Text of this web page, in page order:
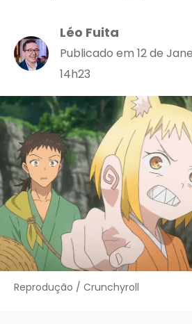
Léo Fuita
Publicado em 12 de
14h23
Reprodução / Crunchyroll